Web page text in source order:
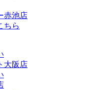
赤池店
ちら
大阪店